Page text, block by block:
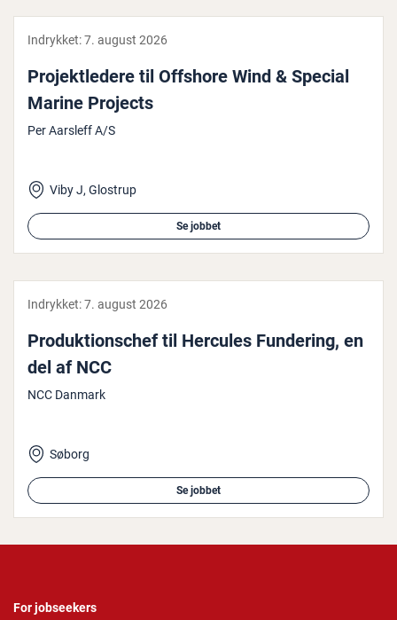
Indrykket:7. august 2026
Pro­jekt­le­de­re til Offshore Wind & Special
Marine Projects
Per Aarsleff A/S
Viby J, Glostrup
Se jobbet
Indrykket:7. august 2026
Pro­duk­tions­chef til Hercules Fundering, en
del af NCC
NCC Danmark
Søborg
Se jobbet
For jobseekers